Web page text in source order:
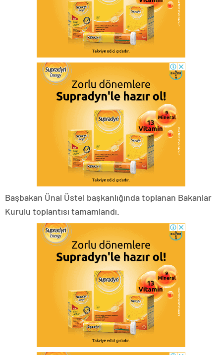
Başbakan Ünal Üstel başkanlığında toplanan Bakanlar
Kurulu toplantısı tamamlandı.